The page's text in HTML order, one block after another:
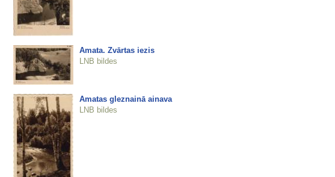
Amata. Zvārtas iezis
LNB bildes
Amatas gleznainā ainava
LNB bildes